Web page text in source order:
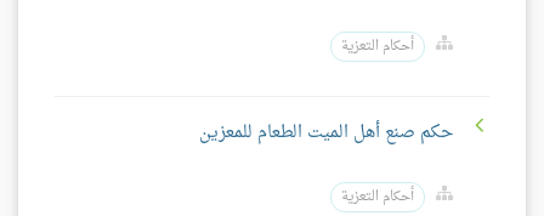
أحكام التعزية
حكم صنع أهل الميت الطعام للمعزين
أحكام التعزية